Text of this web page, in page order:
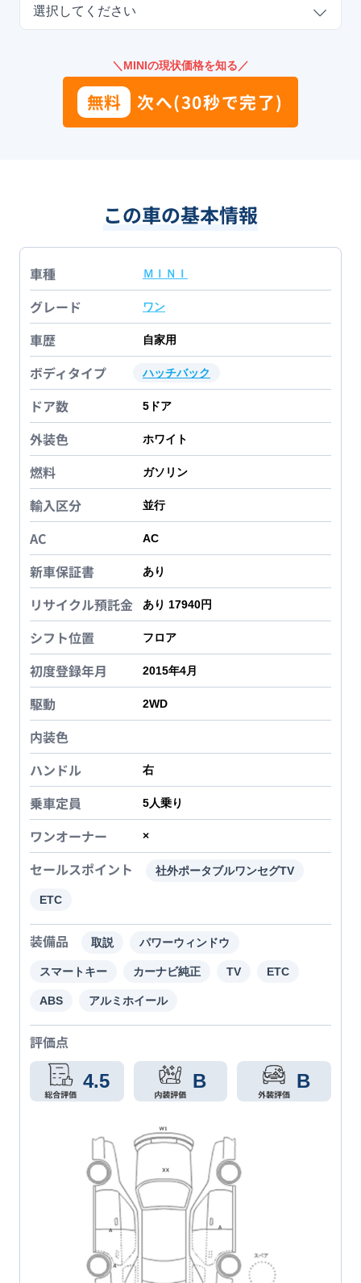
選択してください
＼MINIの現状価格を知る／
無料 次へ(30秒で完了)
この車の基本情報
車種 ＭＩＮＩ
グレード ワン
車歴 自家用
ボディタイプ ハッチバック
ドア数 5 ドア
外装色 ホワイト
燃料 ガソリン
輸入区分 並行
AC AC
新車保証書 あり
リサイクル預託金 あり 17940円
シフト位置 フロア
初度登録年月 2015年4月
駆動 2WD
内装色
ハンドル
右
乗車定員 5人乗り
ワンオーナー ×
セールスポイント 社外ポータブルワンセグTV
ETC
装備品 取説 パワーウィンドウ
スマートキー カーナビ純正 TV ETC
ABS アルミホイール
評価点
4.5 B B